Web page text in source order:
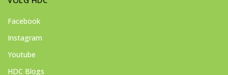
Facebook
Instagram
Youtube
HDC Blogs